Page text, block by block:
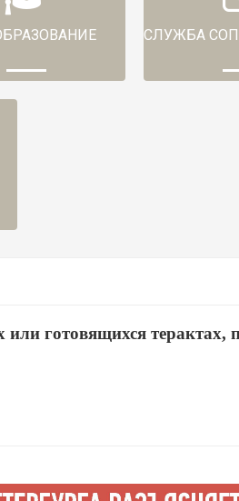
СЛУЖБА
готовящихся терактах,